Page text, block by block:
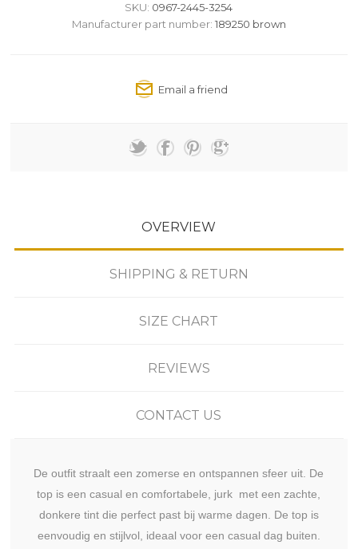
SKU: 0967-2445-3254
Manufacturer part number: 189250 brown
OVERVIEW
SHIPPING & RETURN
SIZE CHART
REVIEWS
CONTACT US
De outfit straalt een zomerse en ontspannen sfeer uit. De
top is een casual en comfortabele, jurk met een zachte,
donkere tint die perfect past bij warme dagen. De top is
eenvoudig en stijlvol, ideaal voor een casual dag buiten.